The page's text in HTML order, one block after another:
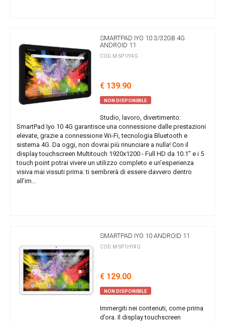
SMARTPAD IYO 10 3/32GB 4G
ANDROID 11
COD.M-SP1IY4G
€ 139.90
NON DISPONIBILE
Studio, lavoro, divertimento:
SmartPad Iyo 10 4G garantisce una connessione dalle prestazioni
elevate, grazie a connessione Wi-Fi, tecnologia Bluetooth e
sistema 4G. Da oggi, non dovrai più rinunciare a nulla! Con il
display touchscreen Multitouch 1920x1200 - Full HD da 10.1” e i 5
touch point potrai vivere un utilizzo completo e un’esperienza
visiva mai vissuti prima: ti sembrerà di essere davvero dentro
all’im...
SMARTPAD IYO 10 ANDROID 11
COD.M-SP1HY4G
€ 129.00
NON DISPONIBILE
Immergiti nei contenuti, come prima
d’ora. Il display touchscreen